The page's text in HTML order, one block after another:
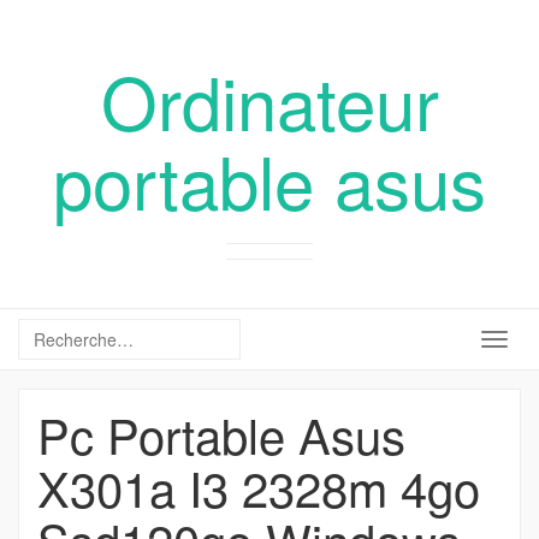
Ordinateur
portable asus
Pc Portable Asus
X301a I3 2328m 4go